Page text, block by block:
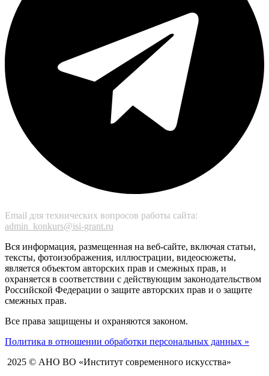
Email для технических вопросов работы сайта:
admin_konkurs@isi-grant.ru
Вся информация, размещенная на веб-сайте, включая статьи,
тексты, фотоизображения, иллюстрации, видеосюжеты,
является объектом авторских прав и смежных прав, и
охраняется в соответствии с действующим законодательством
Российской Федерации о защите авторских прав и о защите
смежных прав.
Все права защищены и охраняются законом.
Политика в отношении обработки персональных данных »
2025 © АНО ВО «Институт современного искусства»